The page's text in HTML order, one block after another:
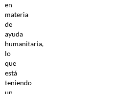
en
materia
de
ayuda
humanitaria,
lo
que
está
teniendo
un